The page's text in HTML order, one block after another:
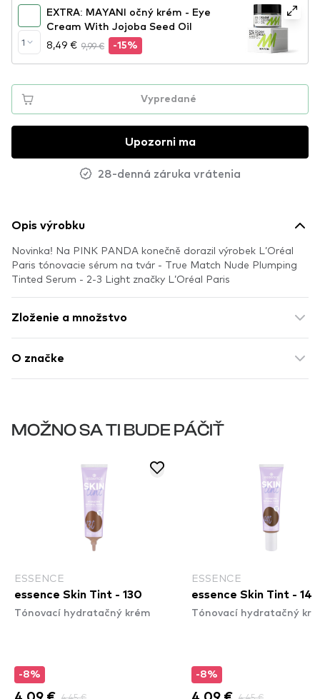
1
EXTRA: MAYANI očný krém - Eye
Cream With Jojoba Seed Oil
8,49 € 9,99 € -15%
Vypredané
Upozorni ma
28-denná záruka vrátenia
Opis výrobku
Novinka! Na PINK PANDA konečně dorazil výrobek L’Oréal
Paris tónovacie sérum na tvár - True Match Nude Plumping
Tinted Serum - 2-3 Light značky L’Oréal Paris
Zloženie a množstvo
O značke
MOŽNO SA TI BUDE PÁČIŤ
ESSENCE
essence Skin Tint - 130
Tónovací hydratačný krém
-8%
4,45 €
ESSENCE
essence Skin Tint - 140
Tónovací hydratačný
-8%
4,45 €